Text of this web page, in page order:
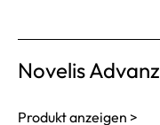
Novelis Advanz
Produkt anzeigen >